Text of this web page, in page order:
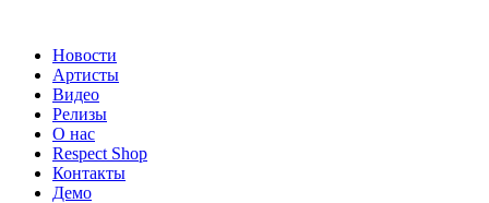
Новости
Артисты
Видео
Релизы
О нас
Respect Shop
Контакты
Демо